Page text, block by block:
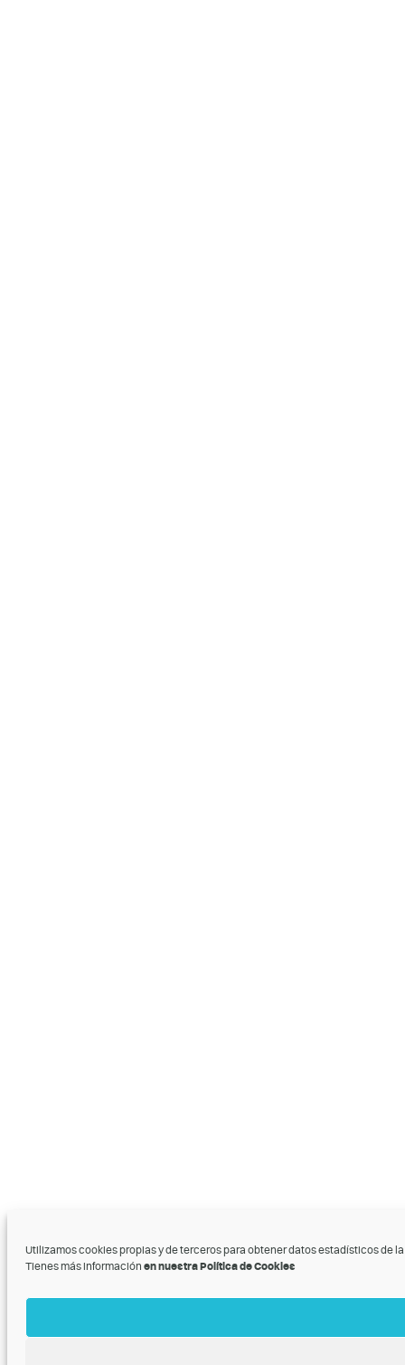
Utilizamos cookies propias y de terceros para obtener datos estadísticos de
Tienes más información en nuestra Política de Cookies